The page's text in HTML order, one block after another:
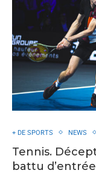
+ DE SPORTS NEWS
Tennis.
battu